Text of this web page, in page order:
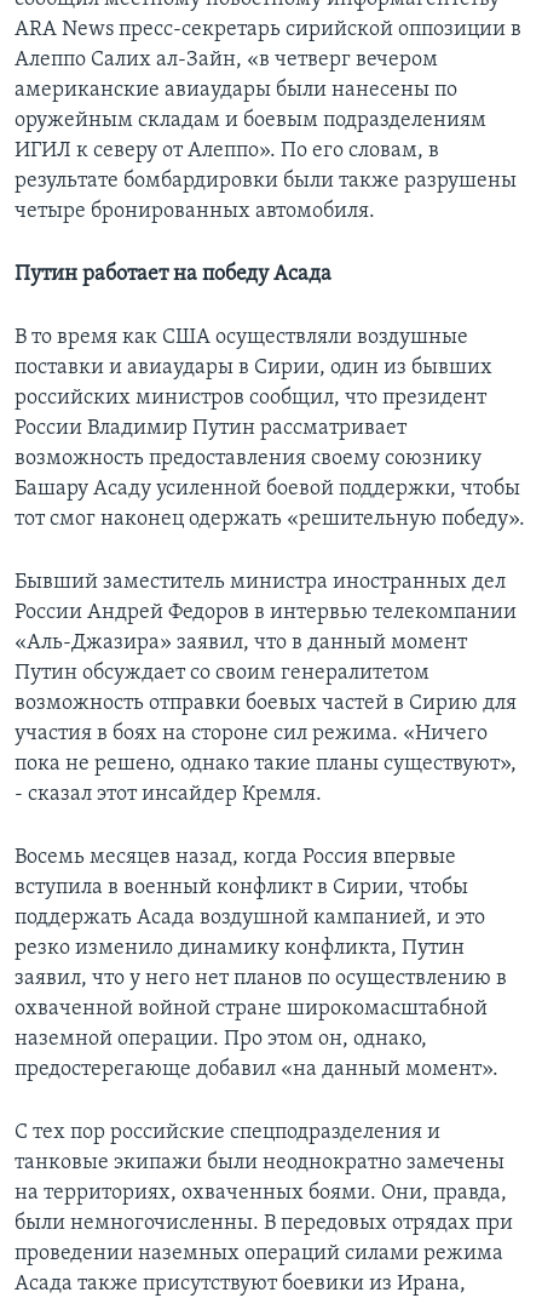
ARA News пресс-секретарь сирийской оппозиции в
Алеппо Салих ал-Зайн, «в четверг вечером
американские авиаудары были нанесены по
оружейным складам и боевым подразделениям
ИГИЛ к северу от Алеппо». По его словам, в
результате бомбардировки были также разрушены
четыре бронированных автомобиля.
Путин работает на победу Асада
В то время как США осуществляли воздушные
поставки и авиаудары в Сирии, один из бывших
российских министров сообщил, что президент
России Владимир Путин рассматривает
возможность предоставления своему союзнику
Башару Асаду усиленной боевой поддержки, чтобы
тот смог наконец одержать «решительную победу».
Бывший заместитель министра иностранных дел
России Андрей Федоров в интервью телекомпании
«Аль-Джазира» заявил, что в данный момент
Путин обсуждает со своим генералитетом
возможность отправки боевых частей в Сирию для
участия в боях на стороне сил режима. «Ничего
пока не решено, однако такие планы существуют»,
- сказал этот инсайдер Кремля.
Восемь месяцев назад, когда Россия впервые
вступила в военный конфликт в Сирии, чтобы
поддержать Асада воздушной кампанией, и это
резко изменило динамику конфликта, Путин
заявил, что у него нет планов по осуществлению в
охваченной войной стране широкомасштабной
наземной операции. Про этом он, однако,
предостерегающе добавил «на данный момент».
С тех пор российские спецподразделения и
танковые экипажи были неоднократно замечены
на территориях, охваченных боями. Они, правда,
были немногочисленны. В передовых отрядах при
проведении наземных операций силами режима
Асада также присутствуют боевики из Ирана,